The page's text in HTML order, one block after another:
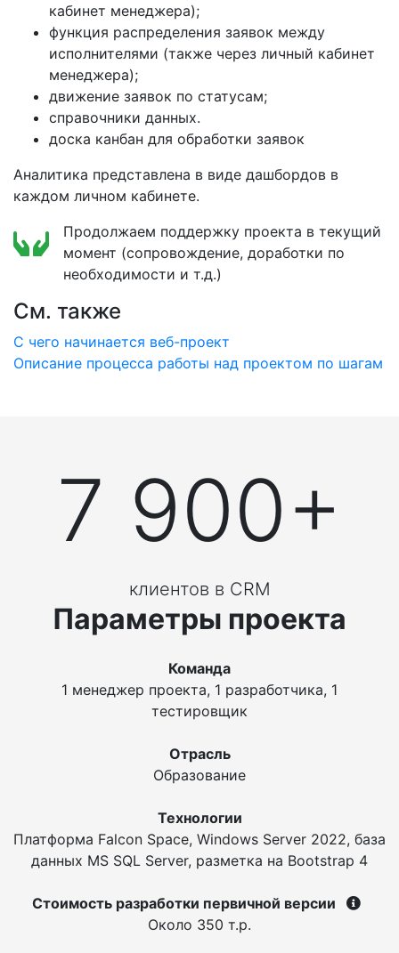
кабинет менеджера);
функция распределения заявок между
исполнителями (также через личный кабинет
менеджера);
движение заявок по статусам;
справочники данных.
доска канбан для обработки заявок
Аналитика представлена в виде дашбордов в
каждом личном кабинете.
Продолжаем поддержку проекта в текущий
момент (сопровождение, доработки по
необходимости и т.д.)
См. также
C чего начинается веб-проект
Описание процесса работы над проектом по шагам
Параметры проекта
Команда
1 менеджер проекта, 1 разработчика, 1
тестировщик
Отрасль
Образование
Технологии
Платформа Falcon Space, Windows Server 2022, база
данных MS SQL Server, разметка на Bootstrap 4
Стоимость разработки первичной версии
Около 350 т.р.
7 900+
клиентов в CRM